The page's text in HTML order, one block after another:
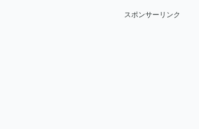
スポンサーリンク